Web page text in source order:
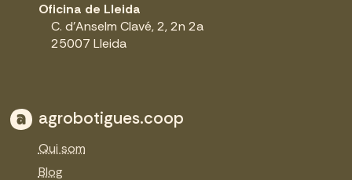
Oficina de Lleida
C. d'Anselm Clavé, 2, 2n 2a
25007 Lleida
agrobotigues.coop
Qui som
Blog